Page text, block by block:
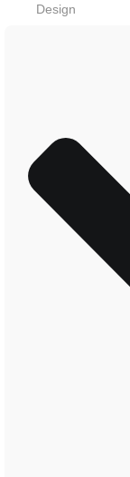
Design